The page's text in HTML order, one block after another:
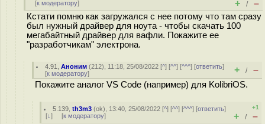
[к модератору] + / –
Кстати помню как загружался с нее потому что там сразу
был нужный драйвер для ноута - чтобы скачать 100
мегабайтный драйвер для вафли. Покажите ее
"разработчикам" электрона.
4.91 ,Аноним (212), 11:18, 25/08/2022 [^] [^^] [^^^] [ответить]
[к модератору] + / –
Покажите аналог VS Code (например) для KolibriOS.
5.139 ,th3m3 (ok), 13:40, 25/08/2022 [^] [^^] [^^^] [ответить]
[↓] [к модератору]
+1
+ / –